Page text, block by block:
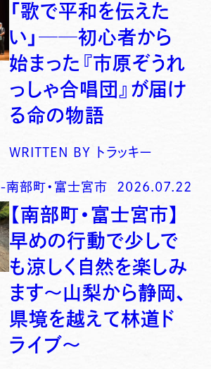
「歌で平和を伝えた
い」──初心者から
始まった『市原ぞうれ
っしゃ合唱団』が届け
る命の物語
WRITTEN BY トラッキー
-南部町・富士宮市 2026.07.22
【南部町・富士宮市】
早めの行動で少しで
も涼しく自然を楽しみ
ます〜山梨から静岡、
県境を越えて林道ド
ライブ〜